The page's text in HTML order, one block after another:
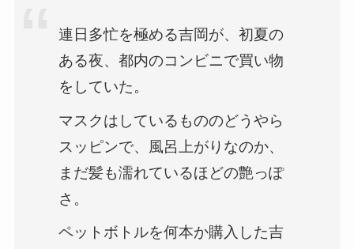
連日多忙を極める吉岡が、初夏の
ある夜、都内のコンビニで買い物
をしていた。
マスクはしているもののどうやら
スッピンで、風呂上がりなのか、
まだ髪も濡れているほどの艶っぽ
さ。
ペットボトルを何本か購入した吉